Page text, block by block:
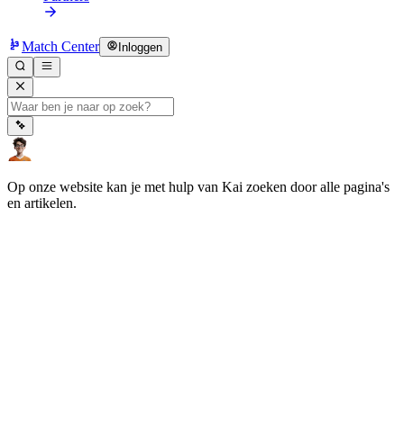
Match Center Inloggen
Op onze website kan je met hulp van Kai zoeken door alle pagina's
en artikelen.